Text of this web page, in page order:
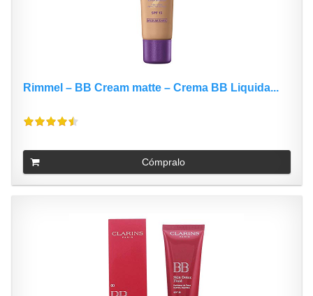
Rimmel – BB Cream matte – Crema BB Liquida...
Cómpralo